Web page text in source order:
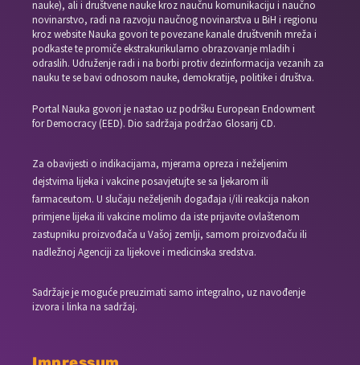
nauke), ali i društvene nauke kroz naučnu komunikaciju i naučno
novinarstvo, radi na razvoju naučnog novinarstva u BiH i regionu
kroz website Nauka govori te povezane kanale društvenih mreža i
podkaste te promiče ekstrakurikularno obrazovanje mladih i
odraslih. Udruženje radi i na borbi protiv dezinformacija vezanih za
nauku te se bavi odnosom nauke, demokratije, politike i društva.
Portal Nauka govori je nastao uz podršku European Endowment
for Democracy (EED). Dio sadržaja podržao Glosarij CD.
Za obavijesti o indikacijama, mjerama opreza i neželjenim
dejstvima lijeka i vakcine posavjetujte se sa ljekarom ili
farmaceutom. U slučaju neželjenih događaja i/ili reakcija nakon
primjene lijeka ili vakcine molimo da iste prijavite ovlaštenom
zastupniku proizvođača u Vašoj zemlji, samom proizvođaču ili
nadležnoj Agenciji za lijekove i medicinska sredstva.
Sadržaje je moguće preuzimati samo integralno, uz navođenje
izvora i linka na sadržaj.